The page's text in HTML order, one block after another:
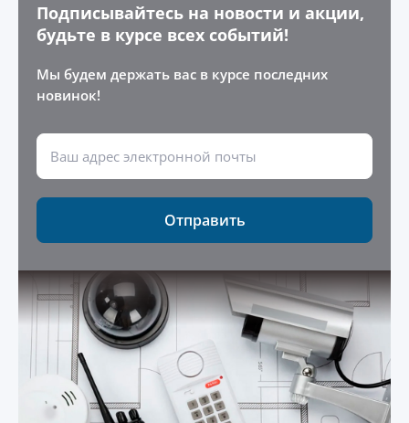
Подписывайтесь на новости и акции,
будьте в курсе всех событий!
Мы будем держать вас в курсе последних
новинок!
Отправить